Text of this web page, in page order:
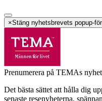
×Stäng nyhetsbrevets popup-
Prenumerera på TEMAs
Det bästa sättet att hålla dig
senaste resenyheterna,